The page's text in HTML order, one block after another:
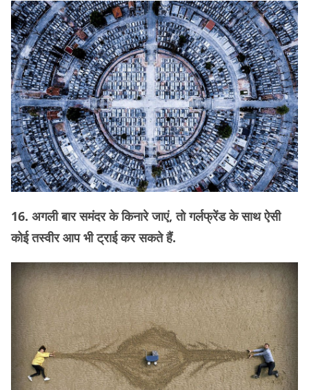
16. अगली बार समंदर के किनारे जाएं, तो गर्लफ्रेंड के साथ ऐसी
कोई तस्वीर आप भी ट्राई कर सकते हैं.